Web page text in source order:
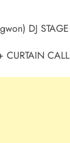
DJ STAGE
CURTAIN CALL